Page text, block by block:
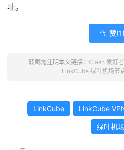
址。
 赞(1)
转载需注明本文链接： Clash 爱好者
LinkCube 绿叶机场节
LinkCube LinkCube
绿叶机场